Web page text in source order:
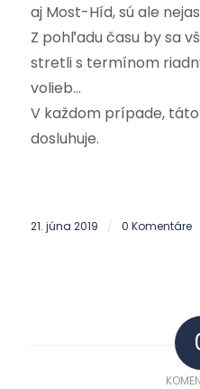
aj Most-Híd, sú ale
Z pohľadu času by sa
stretli s termínom
volieb…
V každom prípade,
dosluhuje.
21. júna 2019 / 0 Komentáre